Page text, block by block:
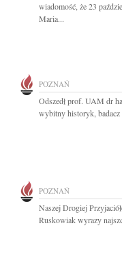
wiadomość, że 23
Maria...
POZNAŃ
Odszedł prof. UAM dr
wybitny historyk, badacz
POZNAŃ
Naszej Drogiej
Ruskowiak wyrazy